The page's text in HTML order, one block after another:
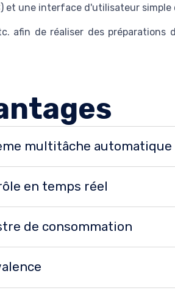
et une interface d'utilisateur
afin de réaliser des préparations
multitâche automatique
en temps réel
de consommation